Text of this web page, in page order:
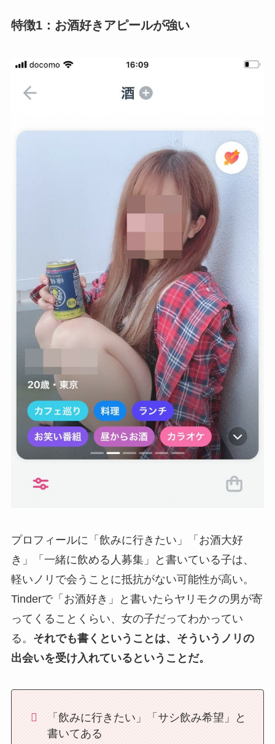
特徴1：お酒好きアピールが強い
プロフィールに「飲みに行きたい」「お酒大好
き」「一緒に飲める人募集」と書いている子は、
軽いノリで会うことに抵抗がない可能性が高い。
Tinderで「お酒好き」と書いたらヤリモクの男が寄
ってくることくらい、女の子だってわかってい
る。 それでも書くということは、そういうノリの
出会いを受け入れているということだ。
「飲みに行きたい」「サシ飲み希望」と
書いてある